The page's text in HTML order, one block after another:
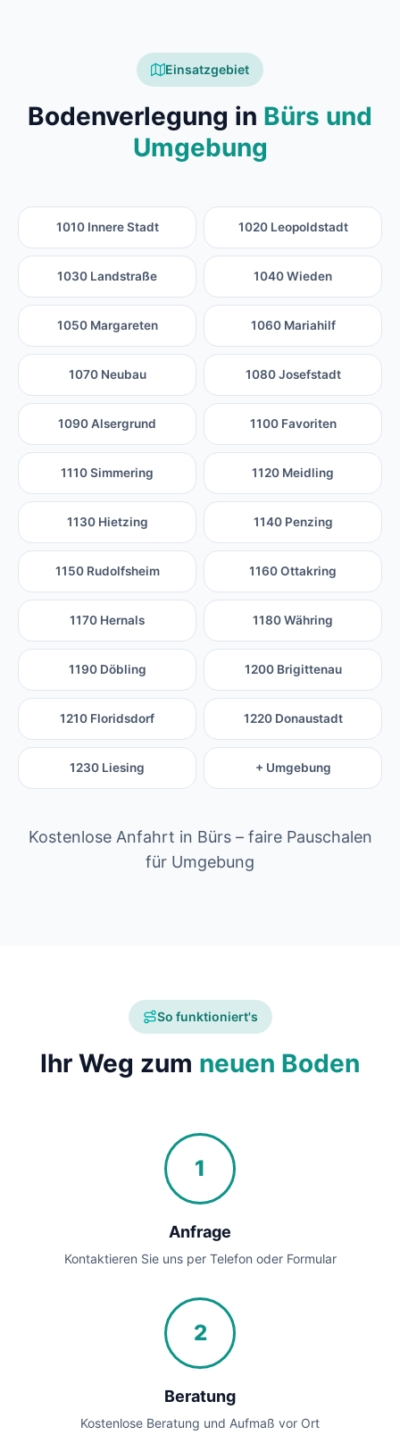
Einsatzgebiet
Bodenverlegung in Bürs und
Umgebung
1010 Innere Stadt 1020 Leopoldstadt
1030 Landstraße 1040 Wieden
1050 Margareten 1060 Mariahilf
1070 Neubau 1080 Josefstadt
1090 Alsergrund 1100 Favoriten
1110 Simmering 1120 Meidling
1130 Hietzing 1140 Penzing
1150 Rudolfsheim 1160 Ottakring
1170 Hernals 1180 Währing
1190 Döbling 1200 Brigittenau
1210 Floridsdorf 1220 Donaustadt
1230 Liesing + Umgebung
Kostenlose Anfahrt in Bürs – faire Pauschalen
für Umgebung
So funktioniert's
Ihr Weg zum neuen Boden
1
Anfrage
Kontaktieren Sie uns per Telefon oder Formular
2
Beratung
Kostenlose Beratung und Aufmaß vor Ort